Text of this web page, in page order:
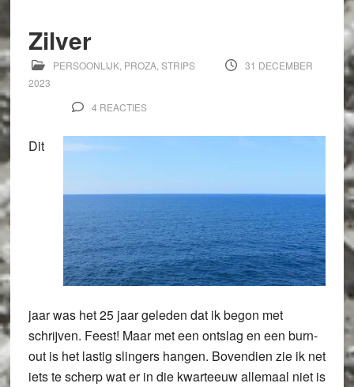
Zilver
PERSOONLIJK, PROZA, STRIPS
31 DECEMBER
2023
4 REACTIES
Dit
jaar was het 25 jaar geleden dat ik begon met
schrijven. Feest! Maar met een ontslag en een burn-
out is het lastig slingers hangen. Bovendien zie ik net
iets te scherp wat er in die kwarteeuw allemaal niet is